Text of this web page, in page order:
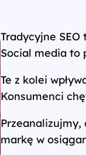
Tradycyjne SEO
Social media to
Te z kolei
Konsumenci
markę w